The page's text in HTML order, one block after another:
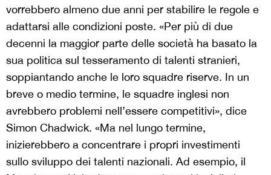
vorrebbero almeno due anni per stabilire le regole e
adattarsi alle condizioni poste. «Per più di due
decenni la maggior parte delle società ha basato la
sua politica sul tesseramento di talenti stranieri,
soppiantando anche le loro squadre riserve. In un
breve o medio termine, le squadre inglesi non
avrebbero problemi nell’essere competitivi», dice
Simon Chadwick. «Ma nel lungo termine,
inizierebbero a concentrare i propri investimenti
sullo sviluppo dei talenti nazionali. Ad esempio, il